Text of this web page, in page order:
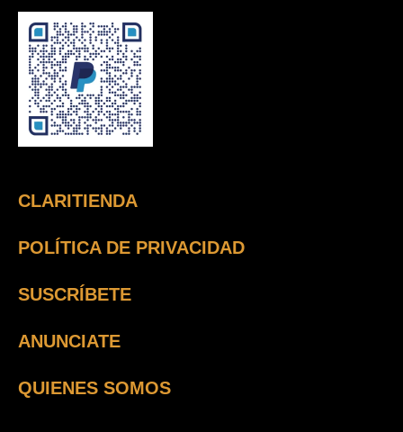
CLARITIENDA
POLÍTICA DE PRIVACIDAD
SUSCRÍBETE
ANUNCIATE
QUIENES SOMOS